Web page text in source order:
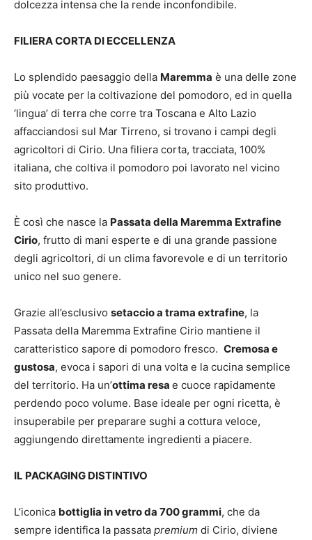
dolcezza intensa che la rende inconfondibile.
FILIERA CORTA DI ECCELLENZA
Lo splendido paesaggio della Maremma è una delle zone
più vocate per la coltivazione del pomodoro, ed in quella
‘lingua’ di terra che corre tra Toscana e Alto Lazio
affacciandosi sul Mar Tirreno, si trovano i campi degli
agricoltori di Cirio. Una filiera corta, tracciata, 100%
italiana, che coltiva il pomodoro poi lavorato nel vicino
sito produttivo.
È così che nasce la Passata della Maremma Extrafine
Cirio, frutto di mani esperte e di una grande passione
degli agricoltori, di un clima favorevole e di un territorio
unico nel suo genere.
Grazie all’esclusivo setaccio a trama extrafine, la
Passata della Maremma Extrafine Cirio mantiene il
caratteristico sapore di pomodoro fresco. Cremosa e
gustosa, evoca i sapori di una volta e la cucina semplice
del territorio. Ha un’ottima resa e cuoce rapidamente
perdendo poco volume. Base ideale per ogni ricetta, è
insuperabile per preparare sughi a cottura veloce,
aggiungendo direttamente ingredienti a piacere.
IL PACKAGING DISTINTIVO
L’iconica bottiglia in vetro da 700 grammi, che da
sempre identifica la passata premium di Cirio, diviene